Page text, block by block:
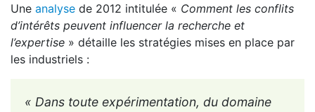
Une analyse de 2012 intitulée « Comment les conflits
d’intérêts peuvent influencer la recherche et
l’expertise » détaille les stratégies mises en place par
les industriels :
« Dans toute expérimentation, du domaine